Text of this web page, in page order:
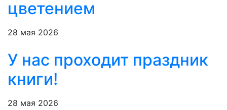
цветением
28 мая 2026
У нас проходит праздник
книги!
28 мая 2026